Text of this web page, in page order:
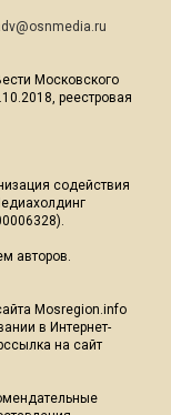
Московского
реестровая
содействия
авторов.
Mosregion.info
в Интернет-
на сайт